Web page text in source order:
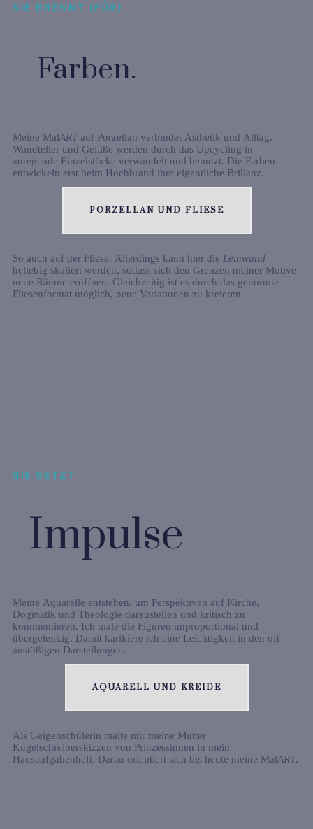
SIE BRENNT (FÜR)
Farben.
Meine MalARTauf Porzellan verbindet Ästhetik und Alltag.
Wandteller und Gefäße werden durch das Upcycling in
anregende Einzelstücke verwandelt und benutzt. Die Farben
entwickeln erst beim Hochbrand ihre eigentliche Brillanz.
PORZELLAN UND FLIESE
So auch auf der Fliese. Allerdings kann hier die Leinwand
beliebig skaliert werden, sodass sich den Grenzen meiner Motive
neue Räume eröffnen. Gleichzeitig ist es durch das genormte
Fliesenformat möglich, neue Variationen zu kreieren.
SIE SETZT
Impulse
Meine Aquarelle entstehen, um Perspektiven auf Kirche,
Dogmatik und Theologie darzustellen und kritisch zu
kommentieren. Ich male die Figuren unproportional und
übergelenkig. Damit karikiere ich eine Leichtigkeit in den oft
anstößigen Darstellungen.
AQUARELL UND KREIDE
Als Geigenschülerin malte mir meine Mutter
Kugelschreiberskizzen von Prinzessinnen in mein
Hausaufgabenheft. Daran orientiert sich bis heute meine MalART.